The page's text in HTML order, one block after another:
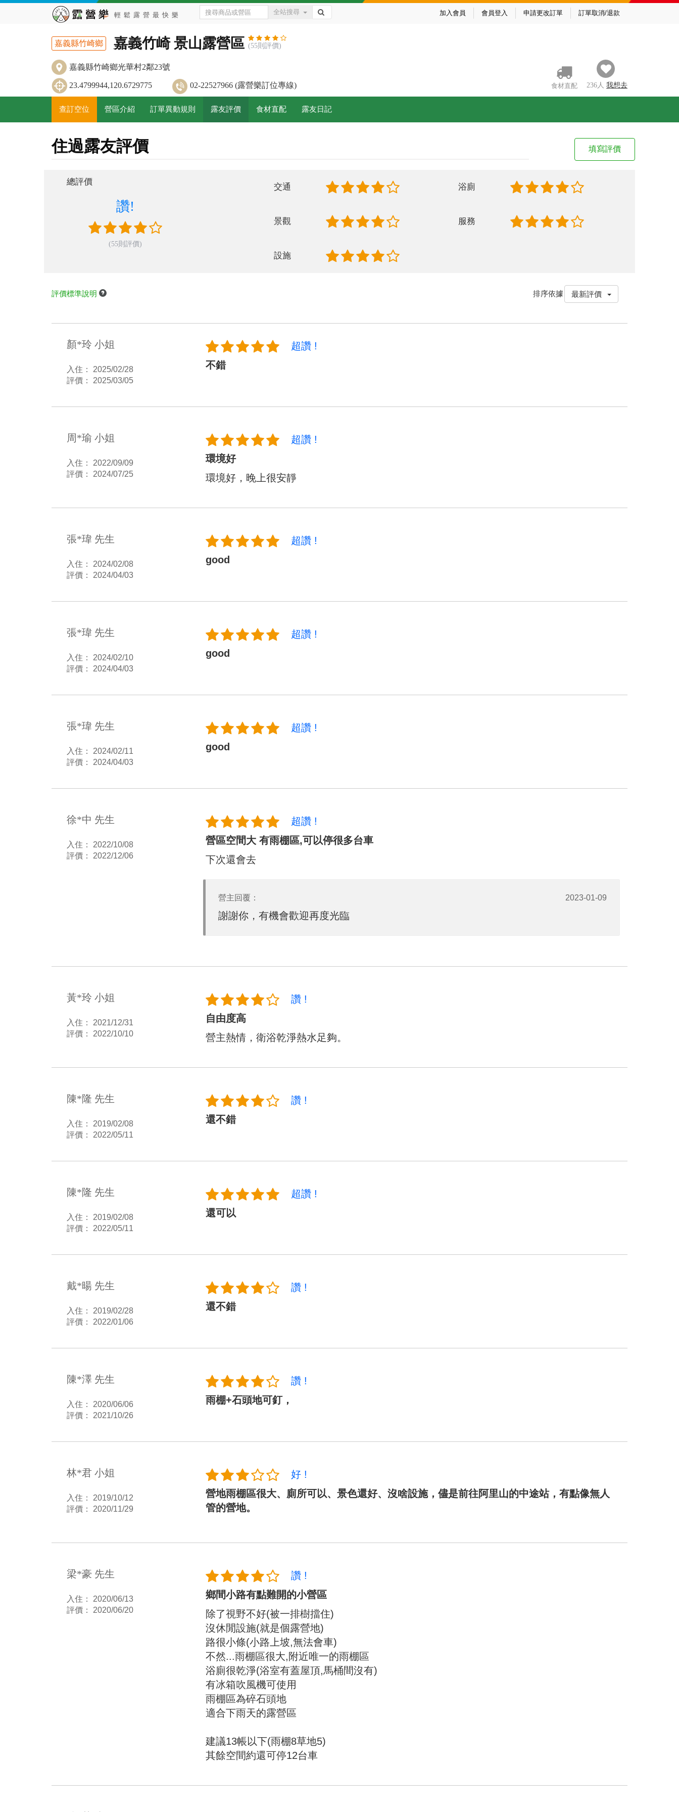
全站搜尋 加入會員 會員登入 申請更改訂單 訂單取消/退款
嘉義縣竹崎鄉 嘉義竹崎 景山露營區 (55則評價)
嘉義縣竹崎鄉光華村2鄰23號
23.4799944,120.6729775 02-22527966 (露營樂訂位專線) 食材直配 236人 我想去
查訂空位 營區介紹 訂單異動規則 露友評價 食材直配 露友日記
住過露友評價 填寫評價
總評價
讚!
(55則評價)
交通 浴廁
景觀 服務
設施
評價標準說明 排序依據 最新評價
顏*玲 小姐
入住： 2025/02/28
評價： 2025/03/05
超讚 !
不錯
周*瑜 小姐
入住： 2022/09/09
評價： 2024/07/25
超讚 !
環境好
環境好，晚上很安靜
張*瑋 先生
入住： 2024/02/08
評價： 2024/04/03
超讚 !
good
張*瑋 先生
入住： 2024/02/10
評價： 2024/04/03
超讚 !
good
張*瑋 先生
入住： 2024/02/11
評價： 2024/04/03
超讚 !
good
徐*中 先生
入住： 2022/10/08
評價： 2022/12/06
超讚 !
營區空間大 有雨棚區,可以停很多台車
下次還會去
營主回覆： 2023-01-09
謝謝你，有機會歡迎再度光臨
黃*玲 小姐
入住： 2021/12/31
評價： 2022/10/10
讚 !
自由度高
營主熱情，衛浴乾淨熱水足夠。
陳*隆 先生
入住： 2019/02/08
評價： 2022/05/11
讚 !
還不錯
陳*隆 先生
入住： 2019/02/08
評價： 2022/05/11
超讚 !
還可以
戴*暘 先生
入住： 2019/02/28
評價： 2022/01/06
讚 !
還不錯
陳*澤 先生
入住： 2020/06/06
評價： 2021/10/26
讚 !
雨棚+石頭地可釘，
林*君 小姐
入住： 2019/10/12
評價： 2020/11/29
好 !
營地雨棚區很大、廁所可以、景色還好、沒啥設施，儘是前往阿里山的中途站，有點像無人
管的營地。
梁*豪 先生
入住： 2020/06/13
評價： 2020/06/20
讚 !
鄉間小路有點難開的小營區
除了視野不好(被一排樹擋住)
沒休閒設施(就是個露營地)
路很小條(小路上坡,無法會車)
不然...雨棚區很大,附近唯一的雨棚區
浴廁很乾淨(浴室有蓋屋頂,馬桶間沒有)
有冰箱吹風機可使用
雨棚區為碎石頭地
適合下雨天的露營區
建議13帳以下(雨棚8草地5)
其餘空間約還可停12台車